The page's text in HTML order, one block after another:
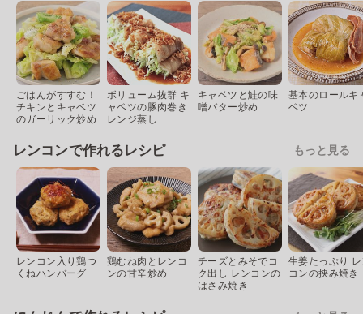
ごはんがすすむ！
チキンとキャベツ
のガーリック炒め
ボリューム抜群 キ
ャベツの豚肉巻き
レンジ蒸し
キャベツと鮭の味
噌バター炒め
基本のロールキ
ベツ
レンコンで作れるレシピ もっと見る
レンコン入り鶏つ
くねハンバーグ
鶏むね肉とレンコ
ンの甘辛炒め
チーズとみそでコ
ク出し レンコンの
はさみ焼き
生姜たっぷり
コンの挟み焼き